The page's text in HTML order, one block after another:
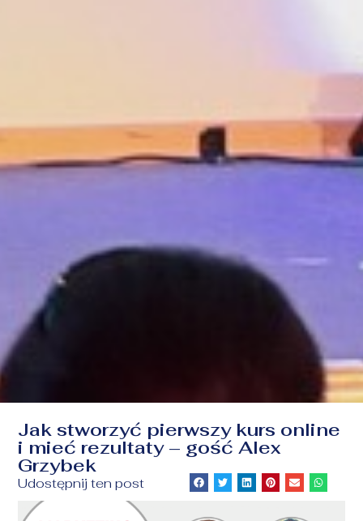
Jak stworzyć pierwszy kurs online
i mieć rezultaty – gość Alex
Grzybek
Udostępnij ten post